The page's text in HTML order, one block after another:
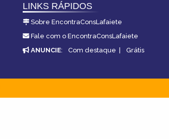
LINKS RÁPIDOS
Sobre EncontraConsLafaiete
Fale com o EncontraConsLafaiete
ANUNCIE: Com destaque | Grátis